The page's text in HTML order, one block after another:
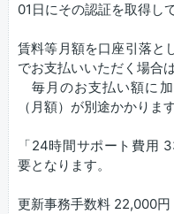
01日にその認証を取得し
賃料等月額を口座引落と
でお支払いいただく場合は
毎月のお支払い額に
（月額）が別途かかります
「24時間サポート費用
要となります。
更新事務手数料 22,000円